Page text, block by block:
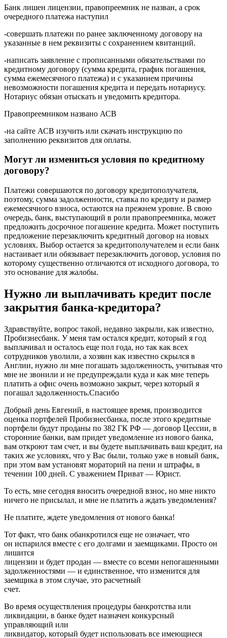
Банк лишен лицензии, правопреемник не назван, а срок
очередного платежа наступил
-совершать платежи по ранее заключенному договору на
указанные в нем реквизиты с сохранением квитанций.
-написать заявление с прописанными обязательствами по
кредитному договору (сумма кредита, график погашения,
сумма ежемесячного платежа) и с указанием причины
невозможности погашения кредита и передать нотариусу.
Нотариус обязан отыскать и уведомить кредитора.
Правопреемником названо АСВ
-на сайте АСВ изучить или скачать инструкцию по
заполнению реквизитов для оплаты.
Могут ли измениться условия по кредитному
договору?
Платежи совершаются по договору кредитополучателя,
поэтому, сумма задолженности, ставка по кредиту и размер
ежемесячного взноса, остаются на прежнем уровне. В свою
очередь, банк, выступающий в роли правопреемника, может
предложить досрочное погашение кредита. Может поступить
предложение перезаключить кредитный договор на новых
условиях. Выбор остается за кредитополучателем и если банк
настаивает или обязывает перезаключить договор, условия по
которому существенно отличаются от исходного договора, то
это основание для жалобы.
Нужно ли выплачивать кредит после
закрытия банка-кредитора?
Здравствуйте, вопрос такой, недавно закрыли, как известно,
Пробизнесбанк. У меня там остался кредит, который я год
выплачивал и осталось еще пол года, но так как всех
сотрудников уволили, а хозяин как известно скрылся в
Англии, нужно ли мне погашать задолженность, учитывая что
мне не звонили и не предупреждали куда и как мне теперь
платить а офис очень возможно закрыт, через который я
погашал задолженность.Спасибо
Добрый день Евгений, в настоящее время, производится
оценка портфелей Пробизнесбанка, после этого кредитные
портфели будут проданы по 382 ГК РФ — договор Цессии, в
сторонние банки, вам придет уведомление из нового банка,
вам откроют там счет, и вы будете выплачивать ваш кредит, на
таких же условиях, что у Вас были, только уже в новый банк,
при этом вам установят мораторий на пени и штрафы, в
течении 100 дней. С уважением Приват — Юрист.
То есть, мне сегодня вносить очередной взнос, но мне никто
ничего не присылал, и мне не платить а ждать уведомления?
Не платите, ждете уведомления от нового банка!
Тот факт, что банк обанкротился еще не означает, что
он испарился вместе с его долгами и заемщиками. Просто он
лишится
лицензии и будет продан — вместе со всеми непогашенными
задолженностями — и единственное, что изменится для
заемщика в этом случае, это расчетный
счет.
Во время осуществления процедуры банкротства или
ликвидации, в банке будет назначен конкурсный
управляющий или
ликвидатор, который будет использовать все имеющиеся